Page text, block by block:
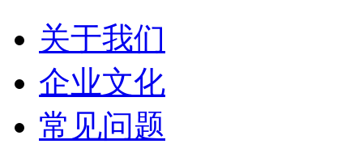
关于我们
企业文化
常见问题